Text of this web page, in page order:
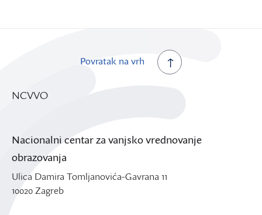
Povratak na vrh
NCVVO
Nacionalni centar za vanjsko vrednovanje
obrazovanja
Ulica Damira Tomljanovića-Gavrana 11
10020 Zagreb